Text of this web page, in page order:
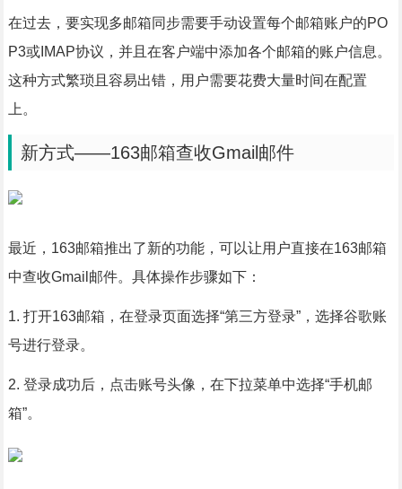
在过去，要实现多邮箱同步需要手动设置每个邮箱账户的PO
P3或IMAP协议，并且在客户端中添加各个邮箱的账户信息。
这种方式繁琐且容易出错，用户需要花费大量时间在配置
上。
新方式——163邮箱查收Gmail邮件
最近，163邮箱推出了新的功能，可以让用户直接在163邮箱
中查收Gmail邮件。具体操作步骤如下：
1. 打开163邮箱，在登录页面选择“第三方登录”，选择谷歌账
号进行登录。
2. 登录成功后，点击账号头像，在下拉菜单中选择“手机邮
箱”。